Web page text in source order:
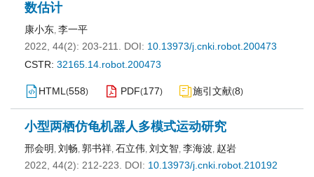
数估计
康小东, 李一平
2022, 44(2): 203-211.
DOI: 10.13973/j.cnki.robot.200473
CSTR: 32165.14.robot.200473
HTML (558) PDF(177) 施引文献(8)
小型两栖仿龟机器人多模式运动研究
邢会明 , 刘畅, 郭书祥, 石立伟, 刘文智, 李海波, 赵岩
2022, 44(2): 212-223.
DOI: 10.13973/j.cnki.robot.210192